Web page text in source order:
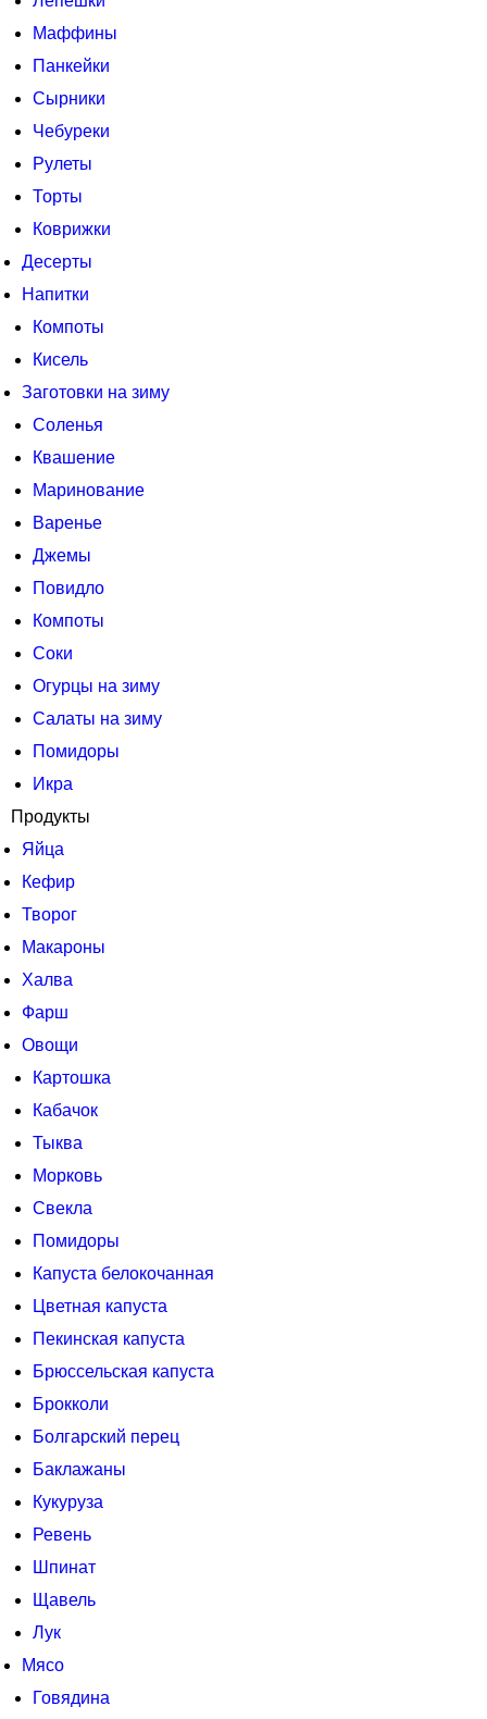
Маффины
Панкейки
Сырники
Чебуреки
Рулеты
Торты
Коврижки
Десерты
Напитки
Компоты
Кисель
Заготовки на зиму
Соленья
Квашение
Маринование
Варенье
Джемы
Повидло
Компоты
Соки
Огурцы на зиму
Салаты на зиму
Помидоры
Икра
Продукты
Яйца
Кефир
Творог
Макароны
Халва
Фарш
Овощи
Картошка
Кабачок
Тыква
Морковь
Свекла
Помидоры
Капуста белокочанная
Цветная капуста
Пекинская капуста
Брюссельская капуста
Брокколи
Болгарский перец
Баклажаны
Кукуруза
Ревень
Шпинат
Щавель
Лук
Мясо
Говядина